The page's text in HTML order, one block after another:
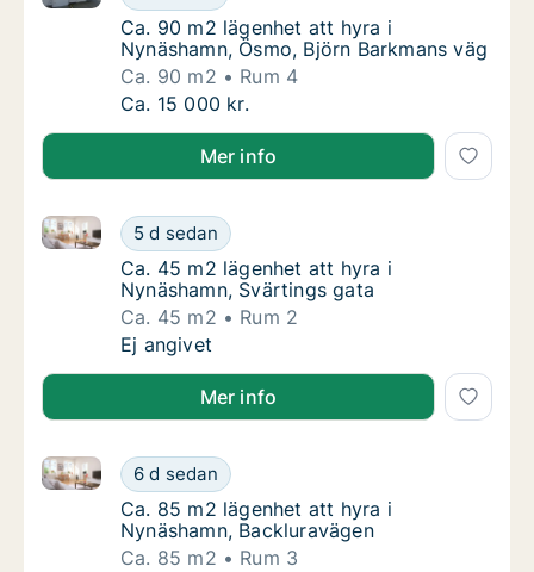
Ca. 90 m2 lägenhet att hyra i Nynäshamn,
Ca. 90 m2 lägenhet att hyra i
Nynäshamn, Ösmo, Björn Barkmans väg
Ca. 90 m2
Rum 4
Ca. 90 m2 lägenhet att hyra i Nynäshamn,
Ca. 15 000 kr.
Mer info
Ca. 45 m2 lägenhet att hyra i Nynäshamn,
5 d sedan
Ca. 45 m2 lägenhet att hyra i Nynäshamn, Svärtings
Ca. 45 m2 lägenhet att hyra i Nynäshamn,
Ca. 45 m2 lägenhet att hyra i
Nynäshamn, Svärtings gata
Ca. 45 m2
Rum 2
Ca. 45 m2 lägenhet att hyra i Nynäshamn,
Ej angivet
Mer info
Ca. 85 m2 lägenhet att hyra i Nynäshamn,
6 d sedan
Ca. 85 m2 lägenhet att hyra i Nynäshamn,
Ca. 85 m2 lägenhet att hyra i Nynäshamn,
Ca. 85 m2 lägenhet att hyra i
Nynäshamn, Backluravägen
Ca. 85 m2
Rum 3